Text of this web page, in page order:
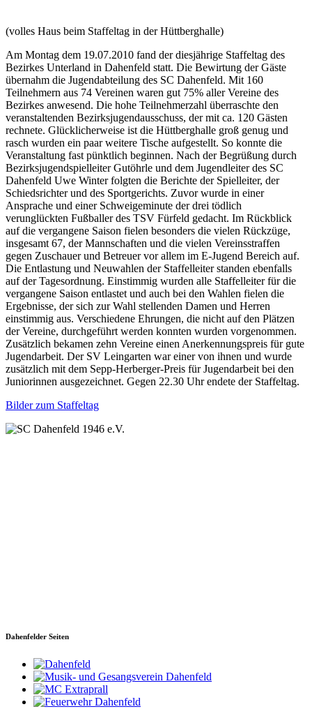
(volles Haus beim Staffeltag in der Hüttberghalle)
Am Montag dem 19.07.2010 fand der diesjährige Staffeltag des
Bezirkes Unterland in Dahenfeld statt. Die Bewirtung der Gäste
übernahm die Jugendabteilung des SC Dahenfeld. Mit 160
Teilnehmern aus 74 Vereinen waren gut 75% aller Vereine des
Bezirkes anwesend. Die hohe Teilnehmerzahl überraschte den
veranstaltenden Bezirksjugendausschuss, der mit ca. 120 Gästen
rechnete. Glücklicherweise ist die Hüttberghalle groß genug und
rasch wurden ein paar weitere Tische aufgestellt. So konnte die
Veranstaltung fast pünktlich beginnen. Nach der Begrüßung durch
Bezirksjugendspielleiter Gutöhrle und dem Jugendleiter des SC
Dahenfeld Uwe Winter folgten die Berichte der Spielleiter, der
Schiedsrichter und des Sportgerichts. Zuvor wurde in einer
Ansprache und einer Schweigeminute der drei tödlich
verunglückten Fußballer des TSV Fürfeld gedacht. Im Rückblick
auf die vergangene Saison fielen besonders die vielen Rückzüge,
insgesamt 67, der Mannschaften und die vielen Vereinsstraffen
gegen Zuschauer und Betreuer vor allem im E-Jugend Bereich auf.
Die Entlastung und Neuwahlen der Staffelleiter standen ebenfalls
auf der Tagesordnung. Einstimmig wurden alle Staffelleiter für die
vergangene Saison entlastet und auch bei den Wahlen fielen die
Ergebnisse, der sich zur Wahl stellenden Damen und Herren
einstimmig aus. Verschiedene Ehrungen, die nicht auf den Plätzen
der Vereine, durchgeführt werden konnten wurden vorgenommen.
Zusätzlich bekamen zehn Vereine einen Anerkennungspreis für gute
Jugendarbeit. Der SV Leingarten war einer von ihnen und wurde
zusätzlich mit dem Sepp-Herberger-Preis für Jugendarbeit bei den
Juniorinnen ausgezeichnet. Gegen 22.30 Uhr endete der Staffeltag.
Bilder zum Staffeltag
Dahenfelder Seiten